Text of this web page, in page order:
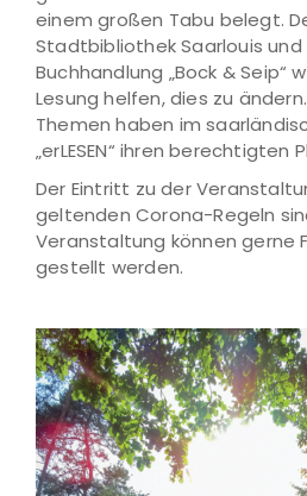
einem großen Tabu belegt.
Stadtbibliothek Saarlouis und
Buchhandlung „Bock & Seip“
Lesung helfen, dies zu
Themen haben im
„erLESEN“ ihren berechtigten
Der Eintritt zu der
geltenden Corona-Regeln
Veranstaltung können gerne
gestellt werden.